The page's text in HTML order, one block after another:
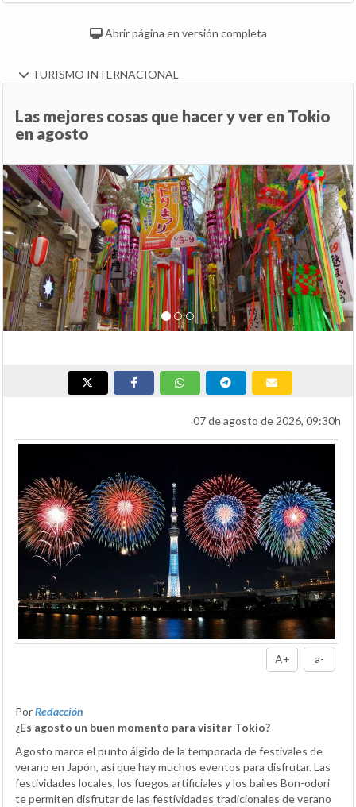
Abrir página en versión completa
TURISMO INTERNACIONAL
Las mejores cosas que hacer y ver en Tokio
en agosto
Anterior
07 de agosto de 2026, 09:30h
A+ a-
PorRedacción
¿Es agosto un buen momento para visitar Tokio?
Agosto marca el punto álgido de la temporada de festivales de
verano en Japón, así que hay muchos eventos para disfrutar. Las
festividades locales, los fuegos artificiales y los bailes Bon-odori
te permiten disfrutar de las festividades tradicionales de verano